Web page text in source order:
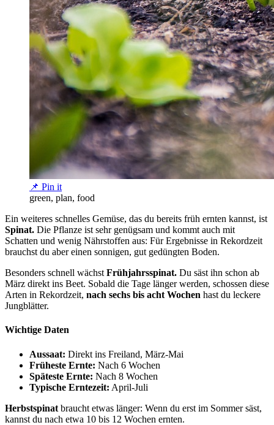
📌 Pin it
green, plan, food
Ein weiteres schnelles Gemüse, das du bereits früh ernten kannst, ist
Spinat. Die Pflanze ist sehr genügsam und kommt auch mit
Schatten und wenig Nährstoffen aus: Für Ergebnisse in Rekordzeit
brauchst du aber einen sonnigen, gut gedüngten Boden.
Besonders schnell wächst Frühjahrsspinat. Du säst ihn schon ab
März direkt ins Beet. Sobald die Tage länger werden, schossen diese
Arten in Rekordzeit, nach sechs bis acht Wochen hast du leckere
Jungblätter.
Wichtige Daten
Aussaat: Direkt ins Freiland, März-Mai
Früheste Ernte: Nach 6 Wochen
Späteste Ernte: Nach 8 Wochen
Typische Erntezeit: April-Juli
Herbstspinat braucht etwas länger: Wenn du erst im Sommer säst,
kannst du nach etwa 10 bis 12 Wochen ernten.